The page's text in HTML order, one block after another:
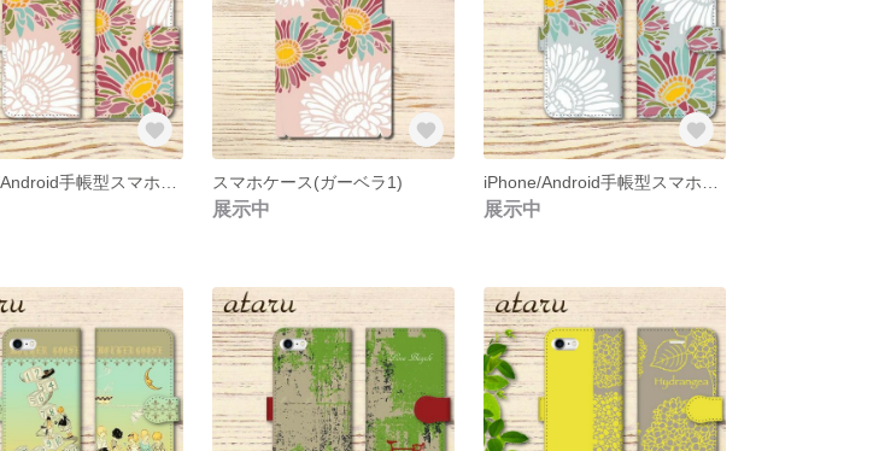
スマホケース(ガーベラ1)
展示中 展示中